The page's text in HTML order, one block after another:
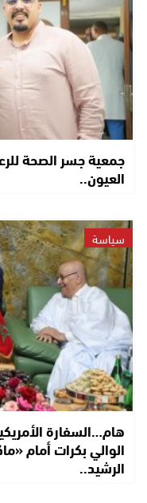
جمعية جسر الصحة
العيون..
سياسة
هام…السفارة
الوالي بكرات أمام
الرشيد..